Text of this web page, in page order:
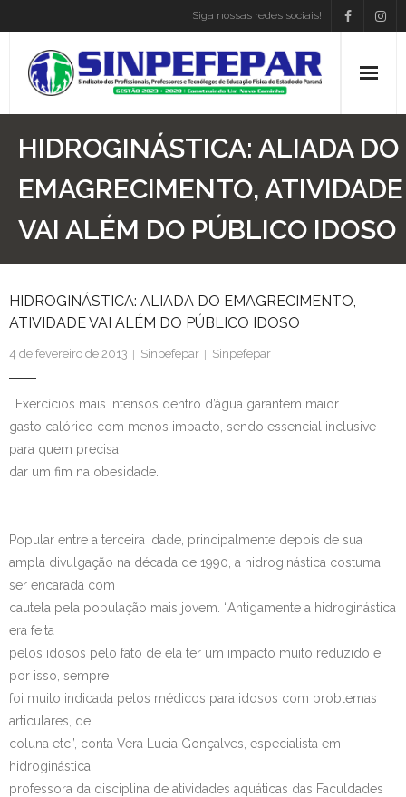
Siga nossas redes sociais!
Home
Institucional
Atos Presidência
Convenções
Associe-se
Empregos
Blog
HIDROGINÁSTICA: ALIADA DO
EMAGRECIMENTO, ATIVIDADE
VAI ALÉM DO PÚBLICO IDOSO
HIDROGINÁSTICA: ALIADA DO EMAGRECIMENTO,
ATIVIDADE VAI ALÉM DO PÚBLICO IDOSO
4 de fevereiro de 2013 Sinpefepar Sinpefepar
. Exercícios mais intensos dentro d’água garantem maior
gasto calórico com menos impacto, sendo essencial inclusive
para quem precisa
dar um fim na obesidade.
Popular entre a terceira idade, principalmente depois de sua
ampla divulgação na década de 1990, a hidroginástica costuma
ser encarada com
cautela pela população mais jovem. “Antigamente a hidroginástica
era feita
pelos idosos pelo fato de ela ter um impacto muito reduzido e,
por isso, sempre
foi muito indicada pelos médicos para idosos com problemas
articulares, de
coluna etc”, conta Vera Lucia Gonçalves, especialista em
hidroginástica,
professora da disciplina de atividades aquáticas das Faculdades